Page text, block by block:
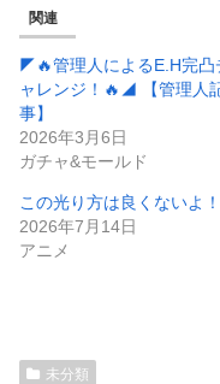
関連
◤🔥管理人によるE.H完凸
ャレンジ！🔥◢ 【管理人
事】
2026年3月6日
ガチャ&モールド
この光り方は良くないよ！
2026年7月14日
アニメ
未分類